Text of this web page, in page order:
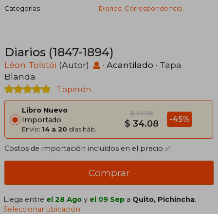
Categorías
Diarios, Correspondencia
Diarios (1847-1894)
Léon Tolstói (Autor) · Acantilado · Tapa
Blanda
1 opinión
Libro Nuevo
Importado
Envío: 14 a 20 días háb.
$ 61.96
$ 34.08 -45%
Costos de importación incluídos en el precio ✅
Comprar
Llega entre el 28 Ago y el 09 Sep a Quito, Pichincha.
Seleccionar ubicación